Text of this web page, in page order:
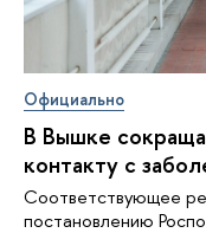
Официально
В Вышке
контакту с
Соответствующее
постановлению